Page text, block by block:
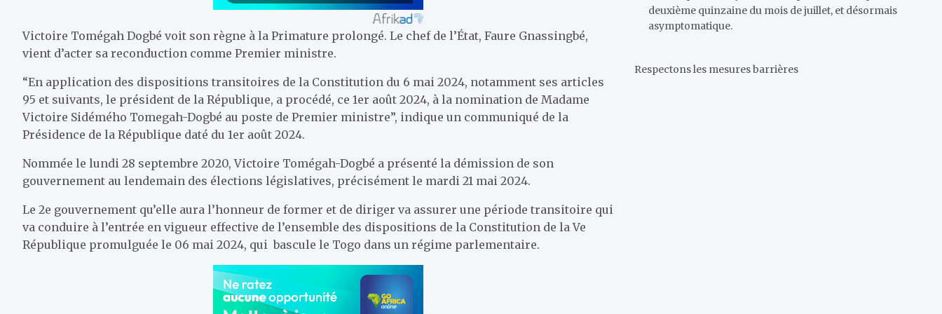
Victoire Tomégah Dogbé voit son règne à la Primature prolongé. Le chef de l’État, Faure Gnassingbé,
vient d’acter sa reconduction comme Premier ministre.
“En application des dispositions transitoires de la Constitution du 6 mai 2024, notamment ses articles
95 et suivants, le président de la République, a procédé, ce 1er août 2024, à la nomination de Madame
Victoire Sidémého Tomegah-Dogbé au poste de Premier ministre”, indique un communiqué de la
Présidence de la République daté du 1er août 2024.
Nommée le lundi 28 septembre 2020, Victoire Tomégah-Dogbé a présenté la démission de son
gouvernement au lendemain des élections législatives, précisément le mardi 21 mai 2024.
Le 2e gouvernement qu’elle aura l’honneur de former et de diriger va assurer une période transitoire qui
va conduire à l’entrée en vigueur effective de l’ensemble des dispositions de la Constitution de la Ve
République promulguée le 06 mai 2024, qui bascule le Togo dans un régime parlementaire.
deuxième quinzaine du mois de juillet, et désormais
asymptomatique.
Respectons les mesures barrières